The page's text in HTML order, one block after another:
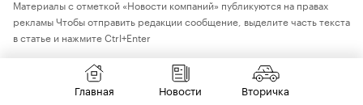
Материалы с отметкой «Новости компаний» публикуются на правах
рекламы Чтобы отправить редакции сообщение, выделите часть текста
в статье и нажмите Ctrl+Enter
Главная Новости Вторичка